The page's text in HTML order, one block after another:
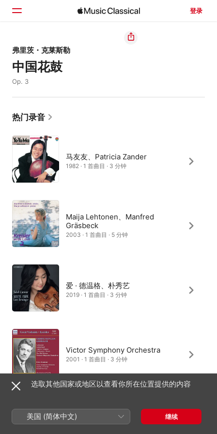
登录
主页
浏览
弗里茨・克莱斯勒
中国花鼓
Op. 3
热门录音
马友友、Patricia Zander
1982 · 1 首曲目 · 3 分钟
Maija Lehtonen、Manfred
Gräsbeck
2003 · 1 首曲目 · 5 分钟
爱 · 德温格、朴秀艺
2019 · 1 首曲目 · 3 分钟
Victor Symphony Orchestra
2001 · 1 首曲目 · 3 分钟
伊塔马尔 · 戈兰、马克西姆 · 文格
洛夫
选取其他国家或地区以查看你所在位置提供的内容
美国 (简体中文) 继续